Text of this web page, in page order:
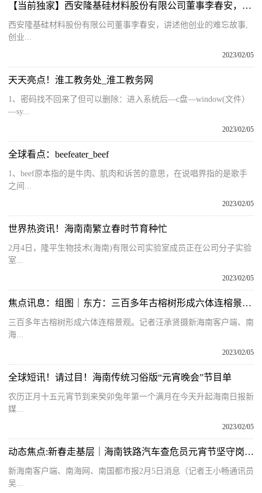
【当前独家】西安隆基硅材料股份有限公司董事李春安，讲述他创业的难忘故事
西安隆基硅材料股份有限公司董事李春安，讲述他创业的难忘故事,
创业...
2023/02/05
天天亮点！淮工教务处_淮工教务网
1、密码找不回来了但可以删除：进入系统后—c盘—window(文件）
—sy...
2023/02/05
全球看点：beefeater_beef
1、beef原本指的是牛肉、肌肉和诉苦的意思，在说唱界指的是歌手
之间...
2023/02/05
世界热资讯！海南南繁立春时节育种忙
2月4日，隆平生物技术(海南)有限公司实验室成员正在公司分子实验
室...
2023/02/05
焦点讯息：组图｜东方：三百多年古榕树形成六体连榕景观 覆盖面积1800多平方米
三百多年古榕树形成六体连榕景观。记者汪承贤摄新海南客户端、南
海...
2023/02/05
全球短讯！请过目！海南传统习俗版“元宵晚会”节目单
农历正月十五元宵节到来癸卯兔年第一个满月在今天升起海南日报新
媒...
2023/02/05
动态焦点:新春走基层｜海南铁路汽车查危员元宵节坚守岗位 保障船舶航行安全
新海南客户端、南海网、南国都市报2月5日消息（记者王小畅通讯员
吴...